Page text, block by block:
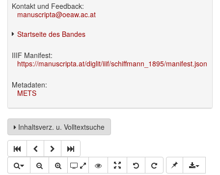
Kontakt und Feedback:
manuscripta@oeaw.ac.at
Startseite des Bandes
IIIF Manifest:
https://manuscripta.at/diglit/iiif/schiffmann_1895/manifest.json
Metadaten:
METS
Inhaltsverz. u. Volltextsuche